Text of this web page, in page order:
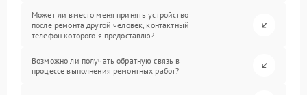
Может ли вместо меня принять устройство
после ремонта другой человек, контактный
телефон которого я предоставлю?
Возможно ли получать обратную связь в
процессе выполнения ремонтных работ?